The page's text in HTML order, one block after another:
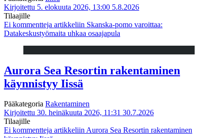
Kirjoitettu 5. elokuuta 2026, 13:00 5.8.2026
Tilaajille
Ei kommentteja artikkeliin Skanska-pomo varoittaa:
Datakeskustyömaita uhkaa osaajapula
Aurora Sea Resortin rakentaminen
käynnistyy Iissä
Pääkategoria Rakentaminen
Kirjoitettu 30. heinäkuuta 2026, 11:31 30.7.2026
Tilaajille
Ei kommentteja artikkeliin Aurora Sea Resortin rakentaminen